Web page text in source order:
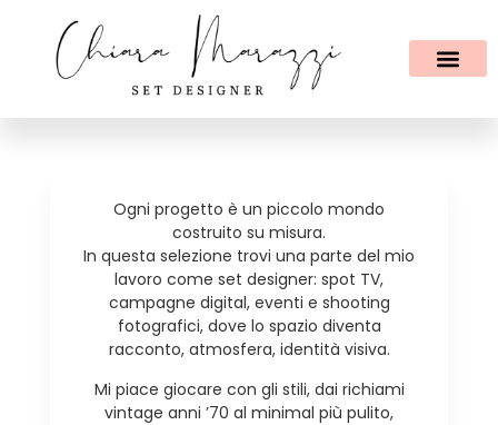
Ogni progetto è un piccolo mondo
costruito su misura.
In questa selezione trovi una parte del mio
lavoro come set designer: spot TV,
campagne digital, eventi e shooting
fotografici, dove lo spazio diventa
racconto, atmosfera, identità visiva.
Mi piace giocare con gli stili, dai richiami
vintage anni ’70 al minimal più pulito,